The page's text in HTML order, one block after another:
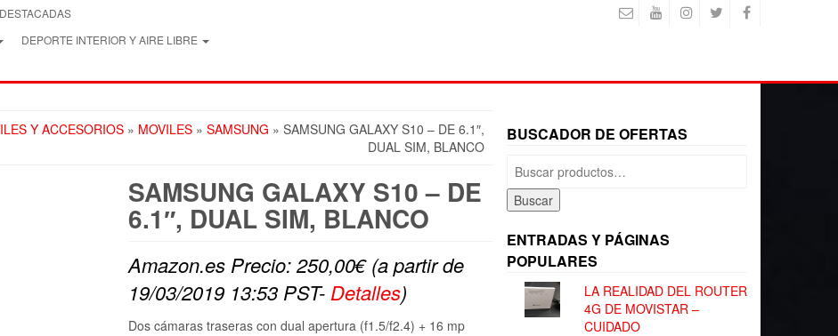
DEPORTE INTERIOR Y AIRE LIBRE
Y ACCESORIOS » MOVILES » SAMSUNG » SAMSUNG GALAXY S10 – DE 6.1″,
DUAL SIM, BLANCO
SAMSUNG GALAXY S10 – DE
6.1″, DUAL SIM, BLANCO
Amazon.es Precio:250,00€(a partir de
19/03/2019 13:53 PST- Detalles)
Dos cámaras traseras con dual apertura (f1.5/f2.4) + 16 mp
BUSCADOR DE OFERTAS
Buscar
por:
Buscar
ENTRADAS Y PÁGINAS
POPULARES
LA REALIDAD DEL ROUTER
4G DE MOVISTAR –
CUIDADO